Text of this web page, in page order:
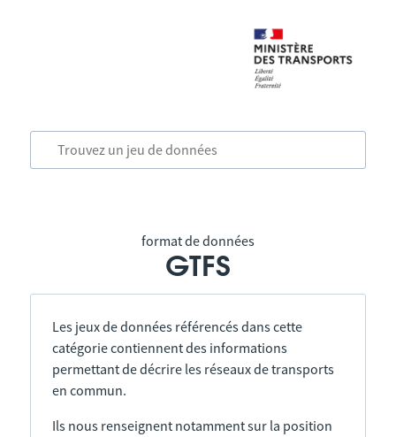
format de données
GTFS
Les jeux de données référencés dans cette
catégorie contiennent des informations
permettant de décrire les réseaux de transports
en commun.
Ils nous renseignent notamment sur la position